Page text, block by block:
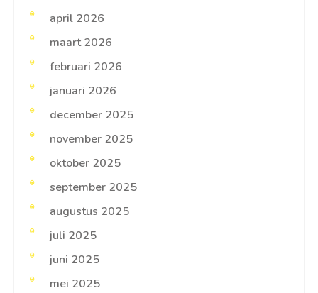
april 2026
maart 2026
februari 2026
januari 2026
december 2025
november 2025
oktober 2025
september 2025
augustus 2025
juli 2025
juni 2025
mei 2025